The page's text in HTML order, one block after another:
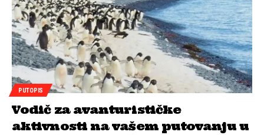
PUTOPIS
Vodič za avanturističke
aktivnosti na vašem putovanju u